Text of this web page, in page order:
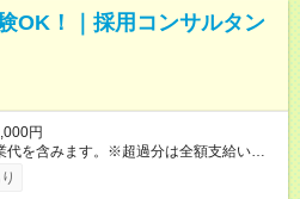
OK！｜採用コンサルタン
円
代を含みます。※超過分は全額支給いたし
円／月 みなし残業時間 30時間／月
30.3万円！！ 昇給/年2回 ※半年